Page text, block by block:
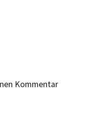
Kommentar